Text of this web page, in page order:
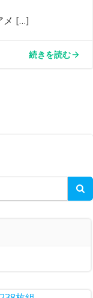
メ […]
続きを読む